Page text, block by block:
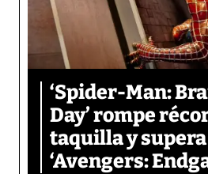
‘Spider-Man:
Day’ rompe
taquilla y supera
‘Avengers: